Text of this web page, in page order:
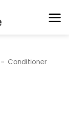
» Conditioner